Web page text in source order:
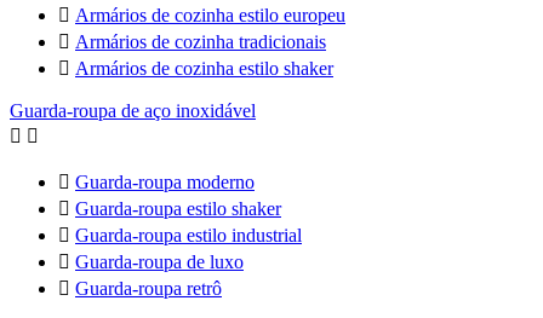
 Armários de cozinha estilo europeu
 Armários de cozinha tradicionais
 Armários de cozinha estilo shaker
Guarda-roupa de aço inoxidável
 
 Guarda-roupa moderno
 Guarda-roupa estilo shaker
 Guarda-roupa estilo industrial
 Guarda-roupa de luxo
 Guarda-roupa retrô